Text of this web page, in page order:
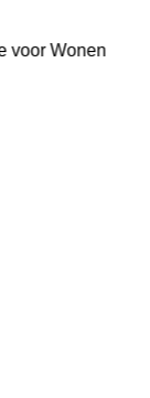
voor Wonen